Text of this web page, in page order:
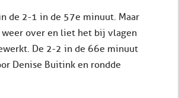
de 2-1 in de 57e minuut. Maar
weer over en liet het bij vlagen
De 2-2 in de 66e minuut
Denise Buitink en rondde